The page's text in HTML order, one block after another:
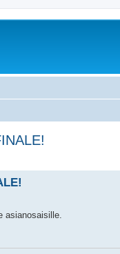
asianosaisille.